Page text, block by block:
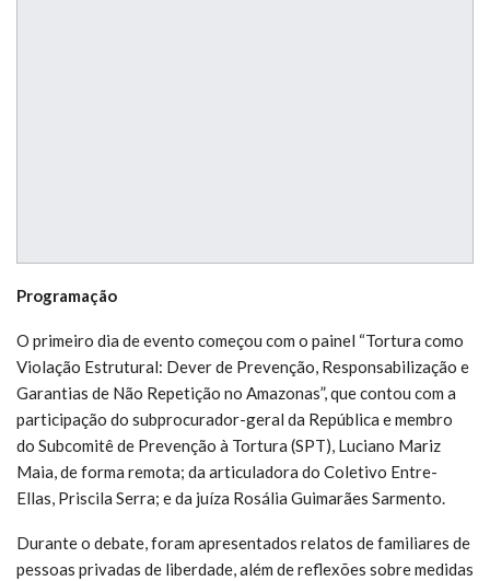
Programação
O primeiro dia de evento começou com o painel “Tortura como
Violação Estrutural: Dever de Prevenção, Responsabilização e
Garantias de Não Repetição no Amazonas”, que contou com a
participação do subprocurador-geral da República e membro
do Subcomitê de Prevenção à Tortura (SPT), Luciano Mariz
Maia, de forma remota; da articuladora do Coletivo Entre-
Ellas, Priscila Serra; e da juíza Rosália Guimarães Sarmento.
Durante o debate, foram apresentados relatos de familiares de
pessoas privadas de liberdade, além de reflexões sobre medidas